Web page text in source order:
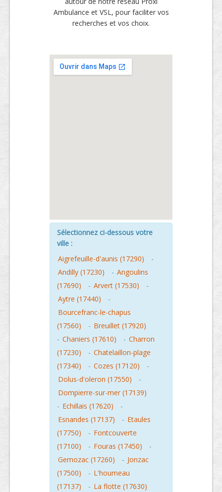
Ambulance et VSL, pour faciliter vos
recherches et vos choix.
Sélectionnez ci-dessous votre
ville :
Aigrefeuille-d'aunis (17290)
-
Andilly (17230)
- Angoulins
(17690)
- Arvert (17530)
-
Aytre (17440)
-
Bourcefranc-le-chapus
(17560)
- Breuillet (17920)
- Chaniers (17610) - Charron
(17230)
- Chatelaillon-plage
(17340)
- Cozes (17120)
-
Dolus-d'oleron (17550)
-
Dompierre-sur-mer (17139)
- Echillais (17620)
-
Esnandes (17137)
- Etaules
(17750)
- Fontcouverte
(17100)
- Fouras (17450)
-
Gemozac (17260)
- Jonzac
(17500)
- L'houmeau
(17137)
- La flotte (17630)